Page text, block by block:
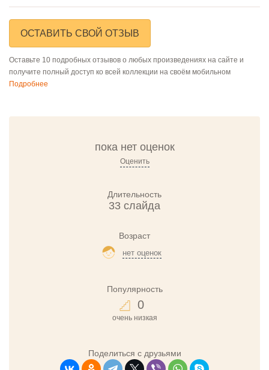
ОСТАВИТЬ СВОЙ ОТЗЫВ
Оставьте 10 подробных отзывов о любых произведениях на сайте и
получите полный доступ ко всей коллекции на своём мобильном
Подробнее
пока нет оценок
Оценить
Длительность
33 слайда
Возраст
нет оценок
Популярность
0
очень низкая
Поделиться с друзьями